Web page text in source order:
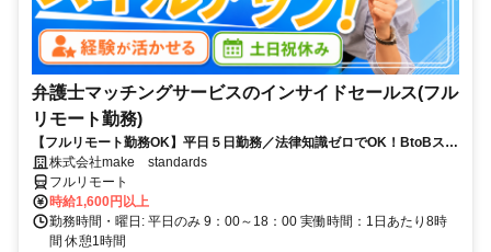
弁護士マッチングサービスのインサイドセールス(フル
リモート勤務)
【フルリモート勤務OK】平日５日勤務／法律知識ゼロでOK！BtoBスキ
ルが身につく営業職
株式会社make standards
フルリモート
時給1,600円以上
勤務時間・曜日: 平日のみ 9：00～18：00 実働時間：1日あたり8時
間 休憩1時間